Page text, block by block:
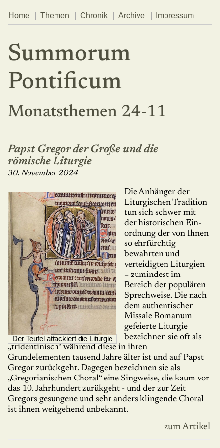
Home Themen Chronik Archive Impressum
Summorum
Pontificum
Monatsthemen 24-11
Papst Gregor der Große und die
römische Liturgie
30. November 2024
Der Teufel attackiert die Liturgie
Die Anhänger der
Liturgischen Tradition
tun sich schwer mit
der historischen Ein­
ordnung der von Ihnen
so ehrfürchtig
bewahrten und
verteidigten Liturgien
– zumindest im
Bereich der populären
Sprechweise. Die nach
dem authenti­schen
Missale Romanum
gefeierte Litur­gie
bezeichnen sie oft als
„tridentinisch“ während diese in ihren
Grundelementen tau­send Jahre älter ist und auf Papst
Gregor zurückgeht. Dagegen bezeichnen sie als
„Gregorianischen Choral“ eine Singweise, die kaum vor
das 10. Jahr­hundert zurükgeht - und der zur Zeit
Gregors gesungene und sehr anders klingende Choral
ist ihnen weitgehend unbekannt.
zum Artikel